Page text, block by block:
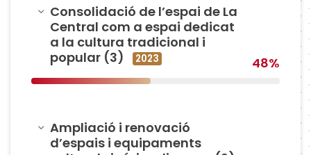
Amagar
Consolidació de l’espai de La
Central com a espai dedicat
a la cultura tradicional i
popular (3)
2023 48%
Amagar
Ampliació i renovació
d’espais i equipaments